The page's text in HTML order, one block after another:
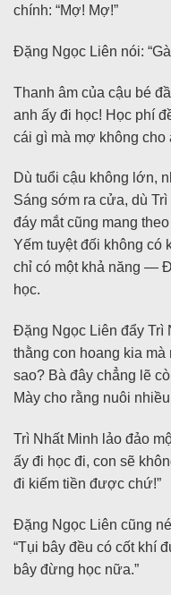
chính: “Mợ! Mợ!”
Đặng Ngọc Liên nói:
Thanh âm của cậu bé
anh ấy đi học! Học phí
cái gì mà mợ không cho
Dù tuổi cậu không lớn,
Sáng sớm ra cửa, dù
đáy mắt cũng mang
Yếm tuyệt đối không có
chỉ có một khả năng —
học.
Đặng Ngọc Liên đẩy Trì
thằng con hoang kia
sao? Bà đây chẳng lẽ
Mày cho rằng nuôi
Trì Nhất Minh lảo đảo
ấy đi học đi, con sẽ
đi kiếm tiền được chứ!”
Đặng Ngọc Liên cũng
“Tụi bây đều có cốt khí
bây đừng học nữa.”